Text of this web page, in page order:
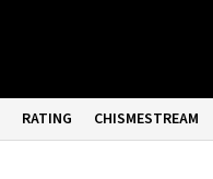
RATING CHISMESTREAM